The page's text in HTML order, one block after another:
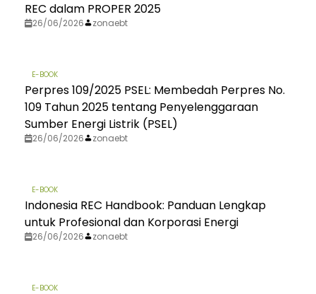
REC dalam PROPER 2025
26/06/2026 zonaebt
E-BOOK
Perpres 109/2025 PSEL: Membedah Perpres No.
109 Tahun 2025 tentang Penyelenggaraan
Sumber Energi Listrik (PSEL)
26/06/2026 zonaebt
E-BOOK
Indonesia REC Handbook: Panduan Lengkap
untuk Profesional dan Korporasi Energi
26/06/2026 zonaebt
E-BOOK